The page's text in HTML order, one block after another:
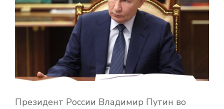
М
Ю
Президент России Владимир Путин во